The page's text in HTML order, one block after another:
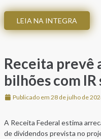
LEIA NA INTEGRA
Receita prevê
bilhões com
Publicado em 28 de julho de
A Receita Federal estima
de dividendos prevista no